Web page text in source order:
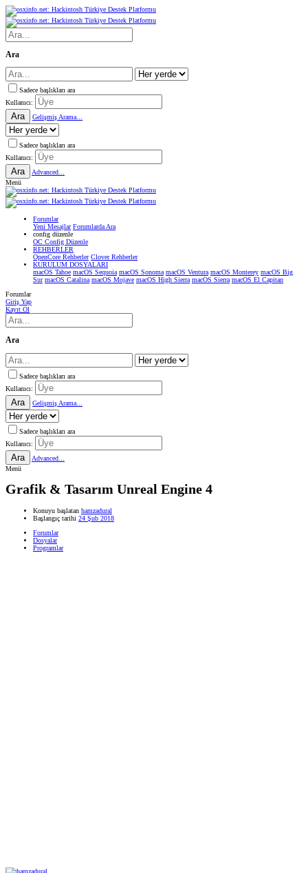
Ara
Sadece başlıkları ara
Kullanıcı:
Ara Gelişmiş Arama...
Sadece başlıkları ara
Kullanıcı:
Ara
Advanced...
Menü
Forumlar
Yeni Mesajlar Forumlarda Ara
confıg düzenle
OC Config Düzenle
REHBERLER
OpenCore Rehberler Clover Rehberler
KURULUM DOSYALARI
macOS Tahoe macOS Sequoia macOS Sonoma macOS Ventura macOS Monterey macOS Big
Sur macOS Catalina macOS Mojave macOS High Sierra macOS Sierra macOS El Capitan
Forumlar
Giriş Yap
Kayıt Ol
Ara
Sadece başlıkları ara
Kullanıcı:
Ara Gelişmiş Arama...
Sadece başlıkları ara
Kullanıcı:
Ara
Advanced...
Menü
Grafik & Tasarım Unreal Engine 4
Konuyu başlatan hamzadural
Başlangıç tarihi 24 Şub 2018
Forumlar
Dosyalar
Programlar